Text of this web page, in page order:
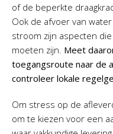
of de beperkte
Ook de afvoer van
stroom zijn aspecten
moeten zijn. Meet
toegangsroute naar de
controleer lokale
Om stress op de
om te kiezen voor een